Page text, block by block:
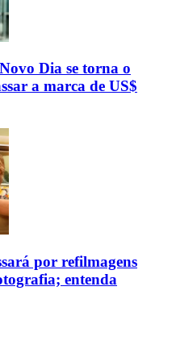
Dia se torna o
a marca de US$
por refilmagens
entenda